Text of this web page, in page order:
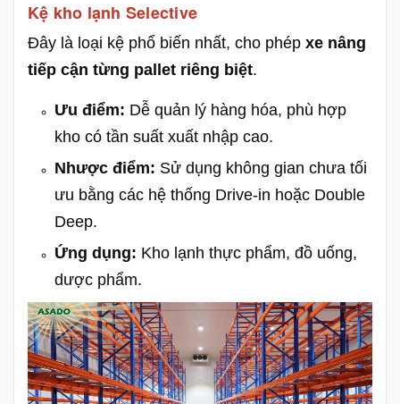
Kệ kho lạnh Selective
Đây là loại kệ phổ biến nhất, cho phép xe nâng
tiếp cận từng pallet riêng biệt.
Ưu điểm: Dễ quản lý hàng hóa, phù hợp
kho có tần suất xuất nhập cao.
Nhược điểm: Sử dụng không gian chưa tối
ưu bằng các hệ thống Drive-in hoặc Double
Deep.
Ứng dụng: Kho lạnh thực phẩm, đồ uống,
dược phẩm.